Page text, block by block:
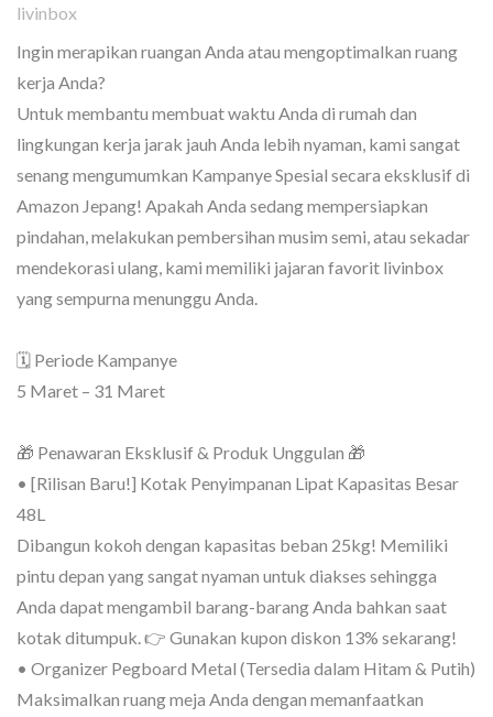
livinbox
Ingin merapikan ruangan Anda atau mengoptimalkan ruang
kerja Anda?
Untuk membantu membuat waktu Anda di rumah dan
lingkungan kerja jarak jauh Anda lebih nyaman, kami sangat
senang mengumumkan Kampanye Spesial secara eksklusif di
Amazon Jepang! Apakah Anda sedang mempersiapkan
pindahan, melakukan pembersihan musim semi, atau sekadar
mendekorasi ulang, kami memiliki jajaran favorit livinbox
yang sempurna menunggu Anda.
🗓️ Periode Kampanye
5 Maret – 31 Maret
🎁 Penawaran Eksklusif & Produk Unggulan 🎁
• [Rilisan Baru!] Kotak Penyimpanan Lipat Kapasitas Besar
48L
Dibangun kokoh dengan kapasitas beban 25kg! Memiliki
pintu depan yang sangat nyaman untuk diakses sehingga
Anda dapat mengambil barang-barang Anda bahkan saat
kotak ditumpuk. 👉 Gunakan kupon diskon 13% sekarang!
• Organizer Pegboard Metal (Tersedia dalam Hitam & Putih)
Maksimalkan ruang meja Anda dengan memanfaatkan